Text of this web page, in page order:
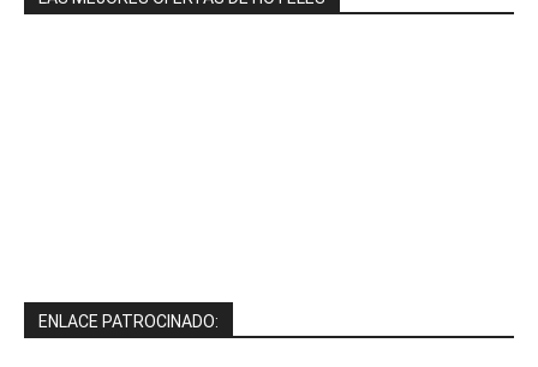
ENLACE PATROCINADO: